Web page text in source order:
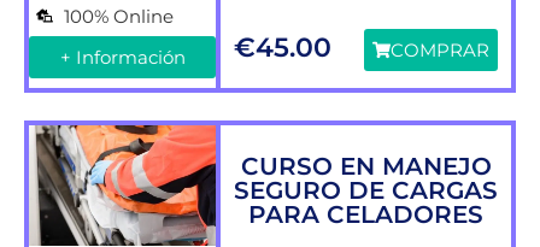
100% Online
+ Información
€45.00 COMPRAR
CURSO EN MANEJO
SEGURO DE CARGAS
PARA CELADORES